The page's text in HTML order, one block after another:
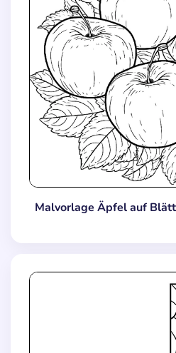
Malvorlage Äpfel auf